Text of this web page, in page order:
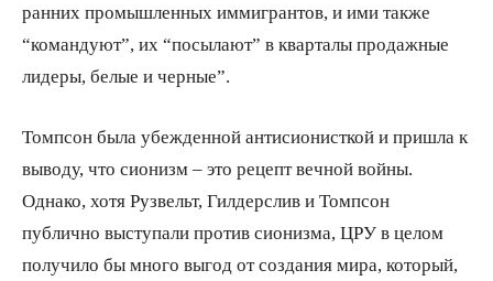
ранних промышленных иммигрантов, и ими также
“командуют”, их “посылают” в кварталы продажные
лидеры, белые и черные”.
Томпсон была убежденной антисионисткой и пришла к
выводу, что сионизм – это рецепт вечной войны.
Однако, хотя Рузвельт, Гилдерслив и Томпсон
публично выступали против сионизма, ЦРУ в целом
получило бы много выгод от создания мира, который,